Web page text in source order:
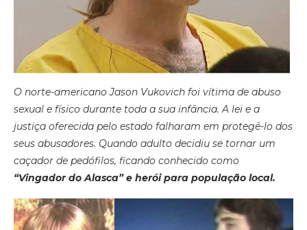
O norte-americano Jason Vukovich foi vítima de abuso
sexual e físico durante toda a sua infância. A lei e a
justiça oferecida pelo estado falharam em protegê-lo dos
seus abusadores. Quando adulto decidiu se tornar um
caçador de pedófilos, ficando conhecido como
“Vingador do Alasca” e herói para população local.